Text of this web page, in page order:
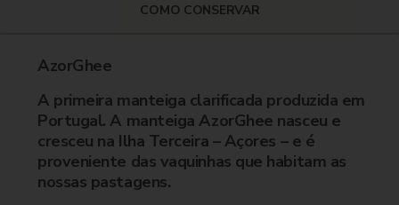
COMO CONSERVAR
AzorGhee
A primeira manteiga clarificada produzida em
Portugal. A manteiga AzorGhee nasceu e
cresceu na Ilha Terceira – Açores – e é
proveniente das vaquinhas que habitam as
nossas pastagens.